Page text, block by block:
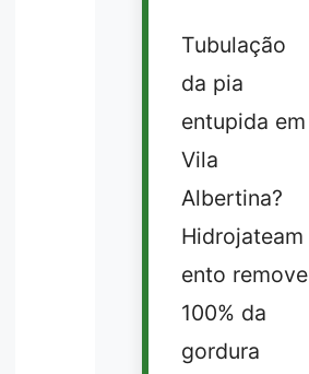
Tubulação
da pia
entupida em
Vila
Albertina?
Hidrojateam
ento remove
100% da
gordura